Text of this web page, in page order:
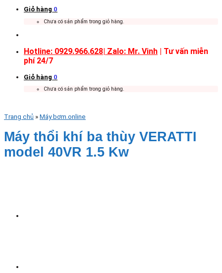
Giỏ hàng 0
Chưa có sản phẩm trong giỏ hàng.
Hotline: 0929.966.628| Zalo: Mr. Vinh | Tư vấn miễn
phí 24/7
Giỏ hàng 0
Chưa có sản phẩm trong giỏ hàng.
Trang chủ » Máy bơm.online
Máy thổi khí ba thùy VERATTI
model 40VR 1.5 Kw